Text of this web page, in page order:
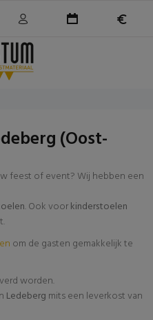
(Oost-
feest of event? Wij hebben een
. Ook voorkinderstoelen
om de gasten gemakkelijk te
worden.
Ledeberg mits een leverkost van